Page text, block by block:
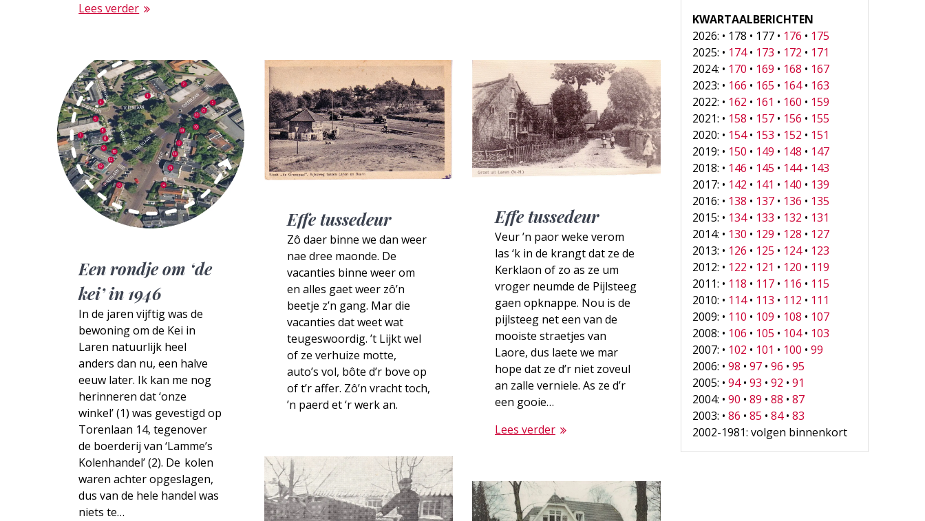
Lees verder
Een rondje om ‘de
kei’ in 1946
In de jaren vijftig was de
bewoning om de Kei in
Laren natuurlijk heel
anders dan nu, een halve
eeuw later. Ik kan me nog
herinneren dat ‘onze
winkel’ (1) was gevestigd op
Torenlaan 14, tegenover
de boerderij van ‘Lamme’s
Kolenhandel’ (2). De kolen
waren achter opgeslagen,
dus van de hele handel was
niets te…
Effe tussedeur
Zô daer binne we dan weer
nae dree maonde. De
vacanties binne weer om
en alles gaet weer zô’n
beetje z’n gang. Mar die
vacanties dat weet wat
teugeswoordig. ’t Lijkt wel
of ze verhuize motte,
auto’s vol, bôte d’r bove op
of t’r affer. Zô’n vracht toch,
’n paerd et ‘r werk an.
Effe tussedeur
Veur ’n paor weke verom
las ‘k in de krangt dat ze de
Kerklaon of zo as ze um
vroger neumde de Pijlsteeg
gaen opknappe. Nou is de
pijlsteeg net een van de
mooiste straetjes van
Laore, dus laete we mar
hope dat ze d’r niet zoveul
an zalle verniele. As ze d’r
een gooie…
Lees verder
KWARTAALBERICHTEN
2026: • 178 • 177 • 176 • 175
2025: • 174• 173 • 172 • 171
2024: • 170 • 169 • 168 • 167
2023: • 166 • 165 • 164• 163
2022: • 162 • 161 • 160 • 159
2021: • 158 • 157 • 156 • 155
2020: • 154• 153 • 152 • 151
2019: • 150 • 149 • 148 • 147
2018: • 146 • 145 • 144• 143
2017: • 142 • 141 • 140 • 139
2016: • 138 • 137 • 136 • 135
2015: • 134• 133 • 132 • 131
2014: • 130 • 129 • 128 • 127
2013: • 126 • 125 • 124• 123
2012: • 122 • 121 • 120 • 119
2011: • 118 • 117 • 116 • 115
2010: • 114• 113 • 112 • 111
2009: • 110 • 109 • 108 • 107
2008: • 106 • 105 • 104• 103
2007: • 102 • 101 • 100 •99
2006: •98 •97 •96 •95
2005: •94•93 •92 •91
2004: •90 •89 •88 •87
2003: •86 •85 •84•83
2002-1981: volgen binnenkort